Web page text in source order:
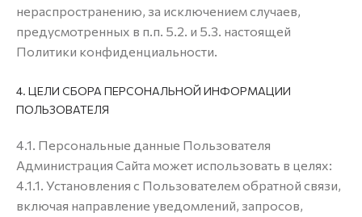
нераспространению, за исключением случаев,
предусмотренных в п.п. 5.2. и 5.3. настоящей
Политики конфиденциальности.
4. ЦЕЛИ СБОРА ПЕРСОНАЛЬНОЙ ИНФОРМАЦИИ
ПОЛЬЗОВАТЕЛЯ
4.1. Персональные данные Пользователя
Администрация Сайта может использовать в целях:
4.1.1. Установления с Пользователем обратной связи,
включая направление уведомлений, запросов,